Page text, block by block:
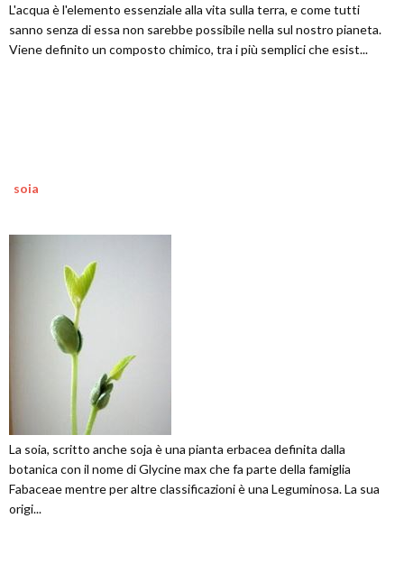
L'acqua è l'elemento essenziale alla vita sulla terra, e come tutti
sanno senza di essa non sarebbe possibile nella sul nostro pianeta.
Viene definito un composto chimico, tra i più semplici che esist...
soia
La soia, scritto anche soja è una pianta erbacea definita dalla
botanica con il nome di Glycine max che fa parte della famiglia
Fabaceae mentre per altre classificazioni è una Leguminosa. La sua
origi...